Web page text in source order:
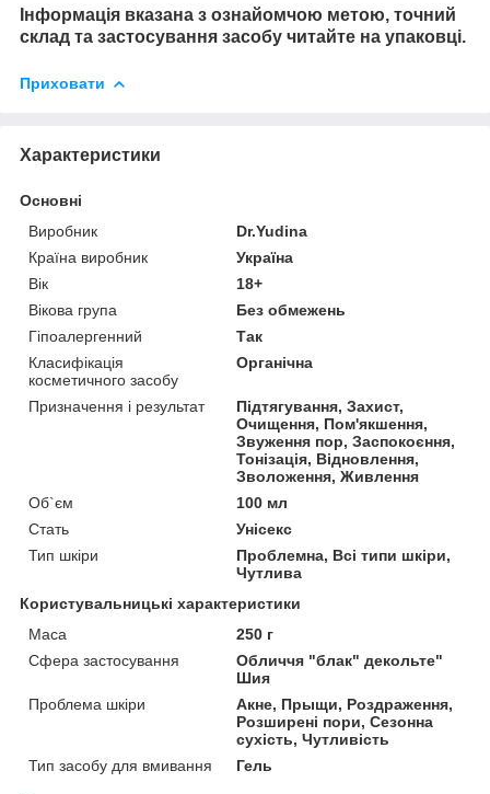
Інформація вказана з ознайомчою метою, точний
склад та застосування засобу читайте на упаковці.
Приховати
Характеристики
Основні
Виробник
Dr.Yudina
Країна виробник
Україна
Вік
18+
Вікова група
Без обмежень
Гіпоалергенний
Так
Класифікація
косметичного засобу
Органічна
Призначення і результат
Підтягування, Захист,
Очищення, Пом'якшення,
Звуження пор, Заспокоєння,
Тонізація, Відновлення,
Зволоження, Живлення
Об`єм
100 мл
Стать
Унісекс
Тип шкіри
Проблемна, Всі типи шкіри,
Чутлива
Користувальницькі характеристики
Маса
250 г
Сфера застосування
Обличчя "блак" декольте"
Шия
Проблема шкіри
Акне, Прыщи, Роздраження,
Розширені пори, Сезонна
сухість, Чутливість
Тип засобу для вмивання
Гель